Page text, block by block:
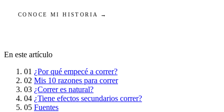
CONOCE MI HISTORIA →
En este artículo
01 ¿Por qué empecé a correr?
02 Mis 10 razones para correr
03 ¿Correr es natural?
04 ¿Tiene efectos secundarios correr?
05 Fuentes